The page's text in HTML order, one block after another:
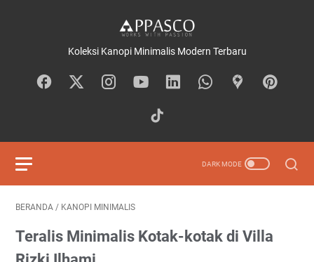
Koleksi Kanopi Minimalis Modern Terbaru
BERANDA / KANOPI MINIMALIS
Teralis Minimalis Kotak-kotak di Villa